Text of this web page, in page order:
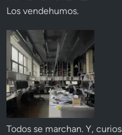
Los vendehumos.
Todos se marchan. Y,